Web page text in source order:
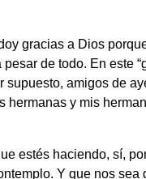
gracias a Dios
de todo. En este
amigos de
hermanas y mis
estés haciendo, sí,
Y que nos sea